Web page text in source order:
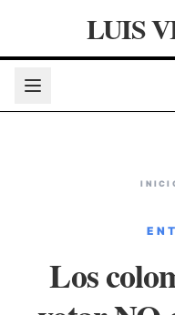
LUIS
Los